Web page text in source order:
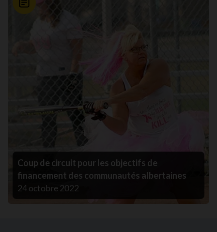
Nouvelle
Coup de circuit pour les objectifs de
financement des communautés albertaines
24 octobre 2022